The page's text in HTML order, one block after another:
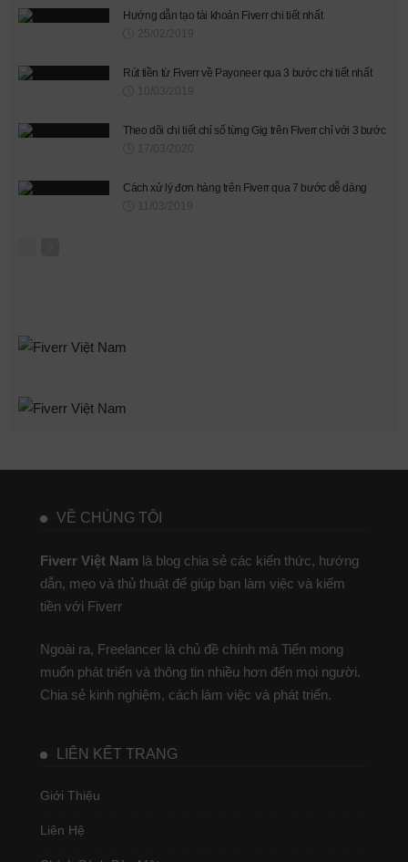
Hướng dẫn tạo tài khoản Fiverr chi tiết nhất
25/02/2019
Rút tiền từ Fiverr về Payoneer qua 3 bước chi tiết nhất
10/03/2019
Theo dõi chi tiết chỉ số từng Gig trên Fiverr chỉ với 3 bước
17/03/2020
Cách xử lý đơn hàng trên Fiverr qua 7 bước dễ dàng
11/03/2019
VỀ CHÚNG TÔI
Fiverr Việt Nam là blog chia sẻ các kiến thức, hướng
dẫn, mẹo và thủ thuật để giúp bạn làm việc và kiếm
tiền với Fiverr
Ngoài ra, Freelancer là chủ đề chính mà Tiến mong
muốn phát triển và thông tin nhiều hơn đến mọi người.
Chia sẻ kinh nghiệm, cách làm việc và phát triển.
LIÊN KẾT TRANG
Giới Thiệu
Liên Hệ